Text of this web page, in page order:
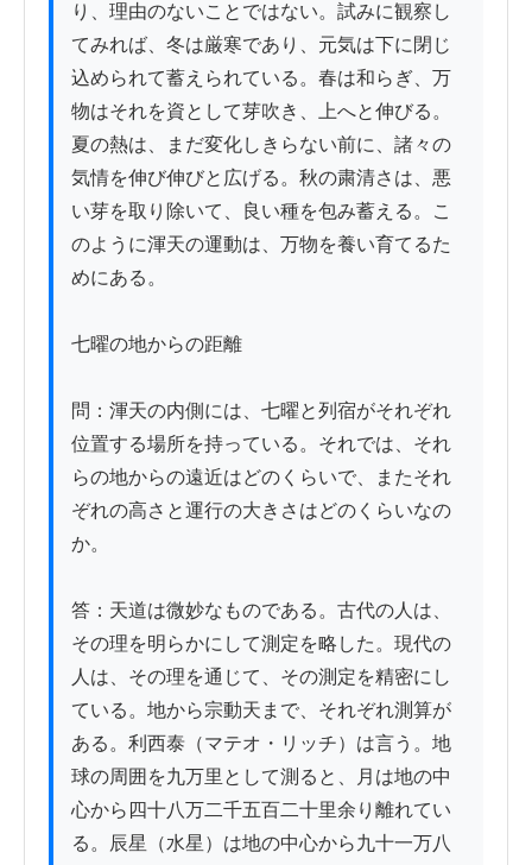
り、理由のないことではない。試みに観察し
てみれば、冬は厳寒であり、元気は下に閉じ
込められて蓄えられている。春は和らぎ、万
物はそれを資として芽吹き、上へと伸びる。
夏の熱は、まだ変化しきらない前に、諸々の
気情を伸び伸びと広げる。秋の粛清さは、悪
い芽を取り除いて、良い種を包み蓄える。こ
のように渾天の運動は、万物を養い育てるた
めにある。
七曜の地からの距離
問：渾天の内側には、七曜と列宿がそれぞれ
位置する場所を持っている。それでは、それ
らの地からの遠近はどのくらいで、またそれ
ぞれの高さと運行の大きさはどのくらいなの
か。
答：天道は微妙なものである。古代の人は、
その理を明らかにして測定を略した。現代の
人は、その理を通じて、その測定を精密にし
ている。地から宗動天まで、それぞれ測算が
ある。利西泰（マテオ・リッチ）は言う。地
球の周囲を九万里として測ると、月は地の中
心から四十八万二千五百二十里余り離れてい
る。辰星（水星）は地の中心から九十一万八